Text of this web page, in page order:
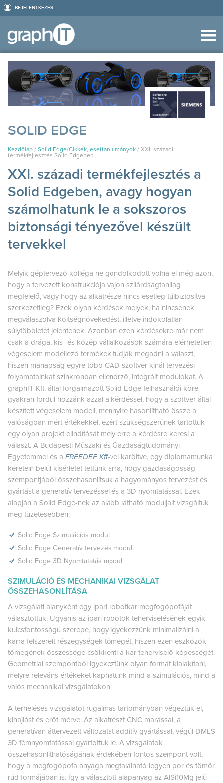
BEJELENTKEZÉS
SOLID EDGE
Kezdőlap / Solid Edge/Cikkek, esettanulmányok / XXI. századi
termékfejlesztés Solid Edgeben
XXI. századi termékfejlesztés a
Solid Edgeben, avagy hogyan
számolhatunk le a sokszoros
biztonsági tényezővel készült
tervekkel
Melyik géptervező kolléga ne gondolkodott volna el még azon,
hogy a tervezett konstrukciója vajon szilárdságtanilag
megfelelő, vagy hogy az alkatrésze nincs esetleg túlbiztosítva
szerkezetileg? Ezek olyan kérdések melyek, ha nincsenek
megválaszolva költségnövekedést, illetve indokolatlan
súlytöbbletet jelentenek. Azonban ezen kérdésekre már nem
csak a drága, kis -és közép vállalkozások számára elérhetetlen
végeselem modellező termékek tudják megadni a választ,
hiszen manapság egyre több CAD szoftver kínál tervezési
folyamatainkat szinkronban ellenőrző, integrált modulokat. A
graphIT Kft. által forgalmazott Solid Edge felhasználói köre
gyakran fordul hozzánk azzal a kérdéssel, hogy a szoftver által
készített végeselem modell, mennyire hasonlítható össze a
valóságban mért értékekkel, ezért szükségszerűnek tartottuk
egy olyan projekt elindítását mely erre a kérdésre keresi a
választ. A Budapesti Műszaki és Gazdaságtudományi
Egyetemmel és a FREEDEE Kft-vel karöltve, egy diplomamunka
keretein belül kísérletet tettünk arra, hogy gazdaságosság
szempontjából összehasonlítsuk a hagyományos tervezést és
gyártást a generatív tervezéssel és a 3D nyomtatással. Ezek
alapján a Solid Edge-nek az alább látható moduljait vizsgáltuk
meg tüzetesebben:
Solid Edge Szimulációs modul
Solid Edge Generatív tervezés modul
Solid Edge 3D Nyomtatatás modul
SZIMULÁCIÓ ÉS MECHANIKAI VIZSGÁLAT
ÖSSZEHASONLÍTÁSA
A vizsgálati alanyként egy ipari robotkar megfogópofáját
választottuk. Ugyanis az ipari robotok teherviselésének egyik
kulcsfontosságú szerepe, hogy igyekezzünk minimalizálni a
karra felszerelt részegységek tömegét, hiszen ezen eszközök
tömegének összessége csökkenti a kar teherviselő képességét.
Geometriai szempontból igyekeztünk olyan formát kialakítani,
melyre releváns értékeket kaphatunk mind a szimulációs, mind a
valós mechanikai vizsgálatokon.
A terheléses vizsgálatot rugalmas tartományban végeztük el,
kihajlást és erőt mérve. Az alkatrészt CNC marással, a
generatívan áttervezett változatát additív gyártással, végül DMLS
3D fémnyomtatással gyártottuk le. A vizsgálatok
összehasonlíthatóságának érdekében fontos szempont volt,
hogy a megfogópofa anyaga megtalálható legyen por és tömör
rúd formájában is. Így a választott alapanyag az AlSi10Mg jelű